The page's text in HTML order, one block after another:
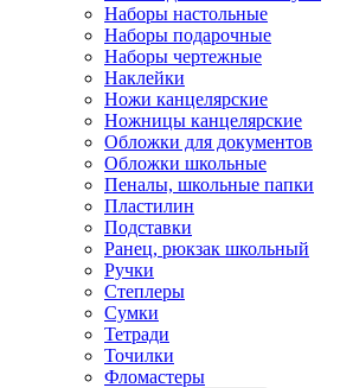
Наборы настольные
Наборы подарочные
Наборы чертежные
Наклейки
Ножи канцелярские
Ножницы канцелярские
Обложки для документов
Обложки школьные
Пеналы, школьные папки
Пластилин
Подставки
Ранец, рюкзак школьный
Ручки
Степлеры
Сумки
Тетради
Точилки
Фломастеры